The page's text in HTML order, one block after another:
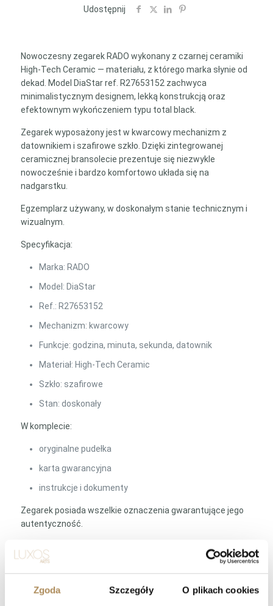
Zgoda Szczegóły O plikach cookies
Udostępnij
Nowoczesny zegarek RADO wykonany z czarnej ceramiki
High-Tech Ceramic — materiału, z którego marka słynie od
dekad. Model DiaStar ref. R27653152 zachwyca
minimalistycznym designem, lekką konstrukcją oraz
efektownym wykończeniem typu total black.
Zegarek wyposażony jest w kwarcowy mechanizm z
datownikiem i szafirowe szkło. Dzięki zintegrowanej
ceramicznej bransolecie prezentuje się niezwykle
nowocześnie i bardzo komfortowo układa się na
nadgarstku.
Egzemplarz używany, w doskonałym stanie technicznym i
wizualnym.
Specyfikacja:
Marka: RADO
Model: DiaStar
Ref.: R27653152
Mechanizm: kwarcowy
Funkcje: godzina, minuta, sekunda, datownik
Materiał: High-Tech Ceramic
Szkło: szafirowe
Stan: doskonały
W komplecie:
oryginalne pudełka
karta gwarancyjna
instrukcje i dokumenty
Zegarek posiada wszelkie oznaczenia gwarantujące jego
autentyczność.
LUXOS Arts — Najczęściej zadawane